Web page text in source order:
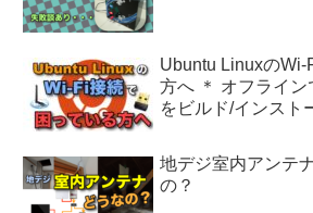
Ubuntu LinuxのWi-
方へ ＊ オフライ
をビルド/インスト
地デジ室内アンテ
の？